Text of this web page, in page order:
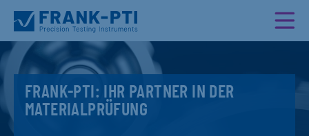
FRANK-PTI: IHR PARTNER IN DER
MATERIALPRÜFUNG